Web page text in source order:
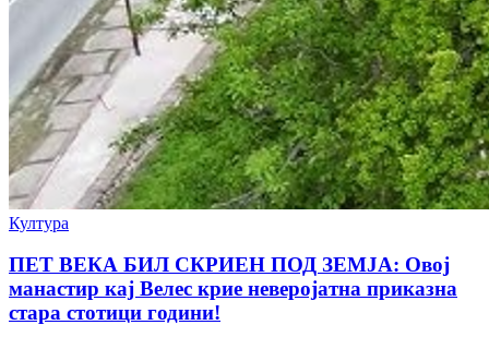
Култура
ПЕТ ВЕКА БИЛ СКРИЕН ПОД ЗЕМЈА: Овој
манастир кај Велес крие неверојатна приказна
стара стотици години!